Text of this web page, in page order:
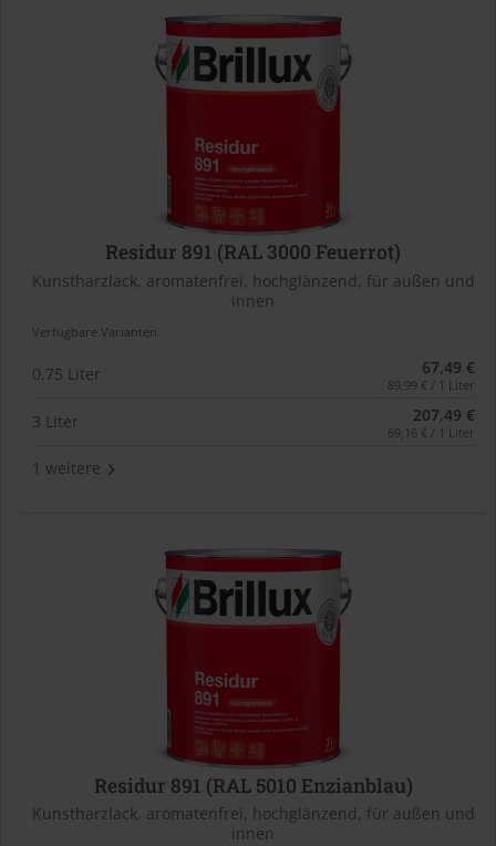
Residur 891 (RAL 3000 Feuerrot)
Kunstharzlack, aromatenfrei, hochglänzend, für außen und
innen
Verfügbare Varianten
0,75 Liter 67,49 €
89,99 € / 1 Liter
3 Liter 207,49 €
69,16 € / 1 Liter
1 weitere
Residur 891 (RAL 5010 Enzianblau)
Kunstharzlack, aromatenfrei, hochglänzend, für außen und
innen